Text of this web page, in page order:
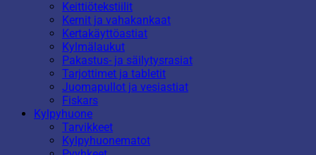
Keittiötekstiilit
Kernit ja vahakankaat
Kertakäyttöastiat
Kylmälaukut
Pakastus- ja säilytysrasiat
Tarjottimet ja tabletit
Juomapullot ja vesiastiat
Fiskars
Kylpyhuone
Tarvikkeet
Kylpyhuonematot